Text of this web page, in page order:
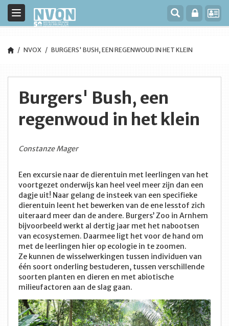
Toggle
navigation
NVOX BURGERS' BUSH, EEN REGENWOUD IN HET KLEIN
Burgers' Bush, een
regenwoud in het klein
Constanze Mager
Een excursie naar de dierentuin met leerlingen van het
voortgezet onderwijs kan heel veel meer zijn dan een
dagje uit! Naar gelang de insteek van een specifieke
dierentuin leent het bewerken van de ene lesstof zich
uiteraard meer dan de andere. Burgers’ Zoo in Arnhem
bijvoorbeeld werkt al dertig jaar met het nabootsen
van ecosystemen. Daarmee ligt het voor de hand om
met de leerlingen hier op ecologie in te zoomen.
Ze kunnen de wisselwerkingen tussen individuen van
één soort onderling bestuderen, tussen verschillende
soorten planten en dieren en met abiotische
milieufactoren aan de slag gaan.